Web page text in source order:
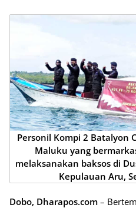
Personil Kompi 2 Batalyon
Maluku yang
melaksanakan baksos di
Kepulauan Aru,
Dobo, Dharapos.com –